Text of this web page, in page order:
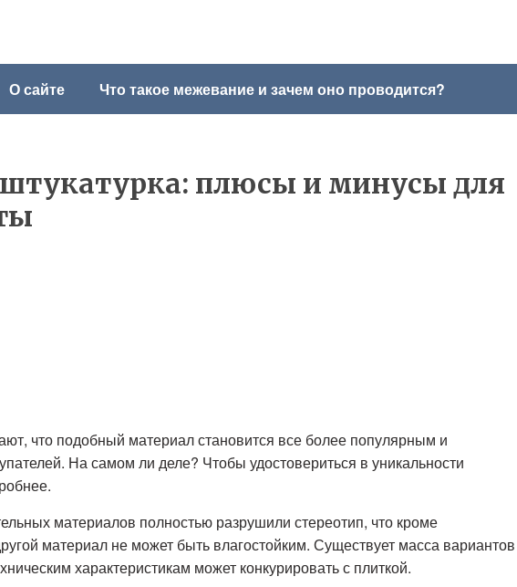
О сайте Что такое межевание и зачем оно проводится?
плюсы и минусы для
что подобный материал становится все более популярным и
На самом ли деле? Чтобы удостовериться в уникальности
материалов полностью разрушили стереотип, что кроме
материал не может быть влагостойким. Существует масса вариантов
характеристикам может конкурировать с плиткой.